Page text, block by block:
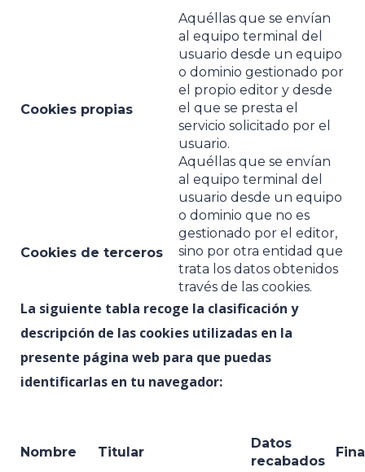
Cookies propias
Aquéllas que se envían
al equipo terminal del
usuario desde un equipo
o dominio gestionado por
el propio editor y desde
el que se presta el
servicio solicitado por el
usuario.
Cookies de terceros
Aquéllas que se envían
al equipo terminal del
usuario desde un equipo
o dominio que no es
gestionado por el editor,
sino por otra entidad que
trata los datos obtenidos
través de las cookies.
La siguiente tabla recoge la clasificación y
descripción de las cookies utilizadas en la
presente página web para que puedas
identificarlas en tu navegador:
Nombre Titular
Datos
recabados